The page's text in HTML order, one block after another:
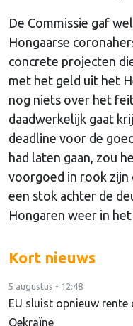
De Commissie gaf
Hongaarse
concrete projecten
met het geld uit het
nog niets over het
daadwerkelijk gaat
deadline voor de
had laten gaan, zou
voorgoed in rook zijn
een stok achter de
Hongaren weer in
Kort nieuws
5 augustus - 12:48
EU sluist opnieuw
Oekraïne